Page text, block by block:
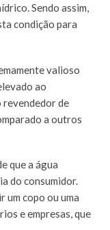
Sendo assim,
condição para
valioso
ao
revendedor de
a outros
que a água
do consumidor.
um copo ou uma
e empresas, que